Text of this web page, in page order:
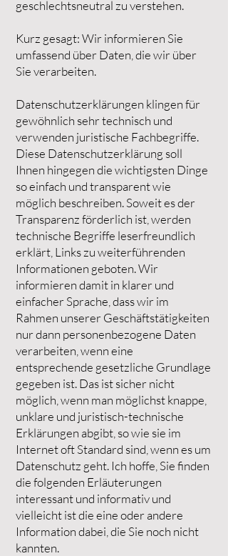
geschlechtsneutral zu verstehen.
Kurz gesagt: Wir informieren Sie
umfassend über Daten, die wir über
Sie verarbeiten.
Datenschutzerklärungen klingen für
gewöhnlich sehr technisch und
verwenden juristische Fachbegriffe.
Diese Datenschutzerklärung soll
Ihnen hingegen die wichtigsten Dinge
so einfach und transparent wie
möglich beschreiben. Soweit es der
Transparenz förderlich ist, werden
technische Begriffe leserfreundlich
erklärt, Links zu weiterführenden
Informationen geboten. Wir
informieren damit in klarer und
einfacher Sprache, dass wir im
Rahmen unserer Geschäftstätigkeiten
nur dann personenbezogene Daten
verarbeiten, wenn eine
entsprechende gesetzliche Grundlage
gegeben ist. Das ist sicher nicht
möglich, wenn man möglichst knappe,
unklare und juristisch-technische
Erklärungen abgibt, so wie sie im
Internet oft Standard sind, wenn es um
Datenschutz geht. Ich hoffe, Sie finden
die folgenden Erläuterungen
interessant und informativ und
vielleicht ist die eine oder andere
Information dabei, die Sie noch nicht
kannten.